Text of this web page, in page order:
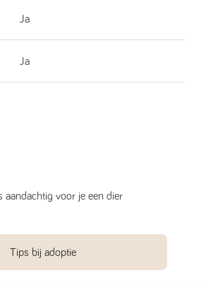
Ja
Ja
aandachtig voor je een dier
Tips bij adoptie